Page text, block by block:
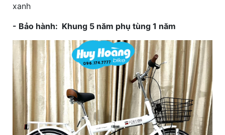
xanh
- Bảo hành: Khung 5 năm phụ tùng 1 năm